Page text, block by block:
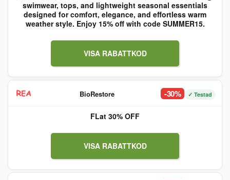
swimwear, tops, and lightweight seasonal essentials
designed for comfort, elegance, and effortless warm
weather style. Enjoy 15% off with code SUMMER15.
VISA RABATTKOD
BioRestore -30% ✓ Testad
FLat 30% OFF
VISA RABATTKOD